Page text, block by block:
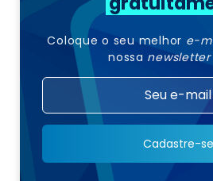
Coloque o seu melhor e-
nossa
Cadastre-se